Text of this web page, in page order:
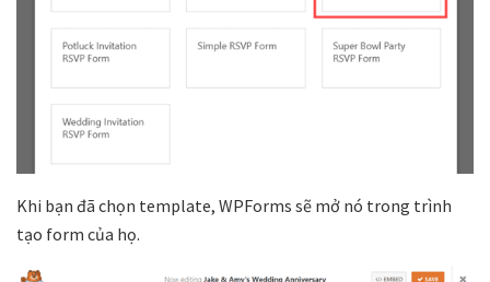
Khi bạn đã chọn template, WPForms sẽ mở nó trong trình
tạo form của họ.